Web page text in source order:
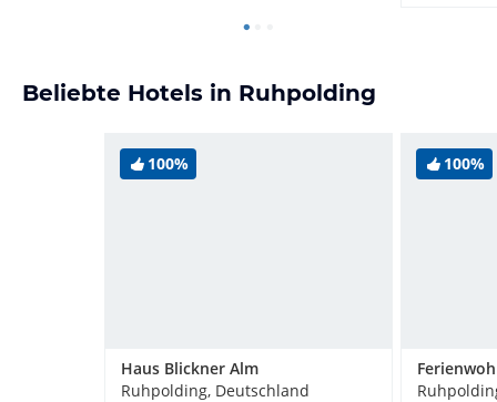
Beliebte Hotels in Ruhpolding
100%
Haus Blickner Alm
Ruhpolding, Deutschland
100%